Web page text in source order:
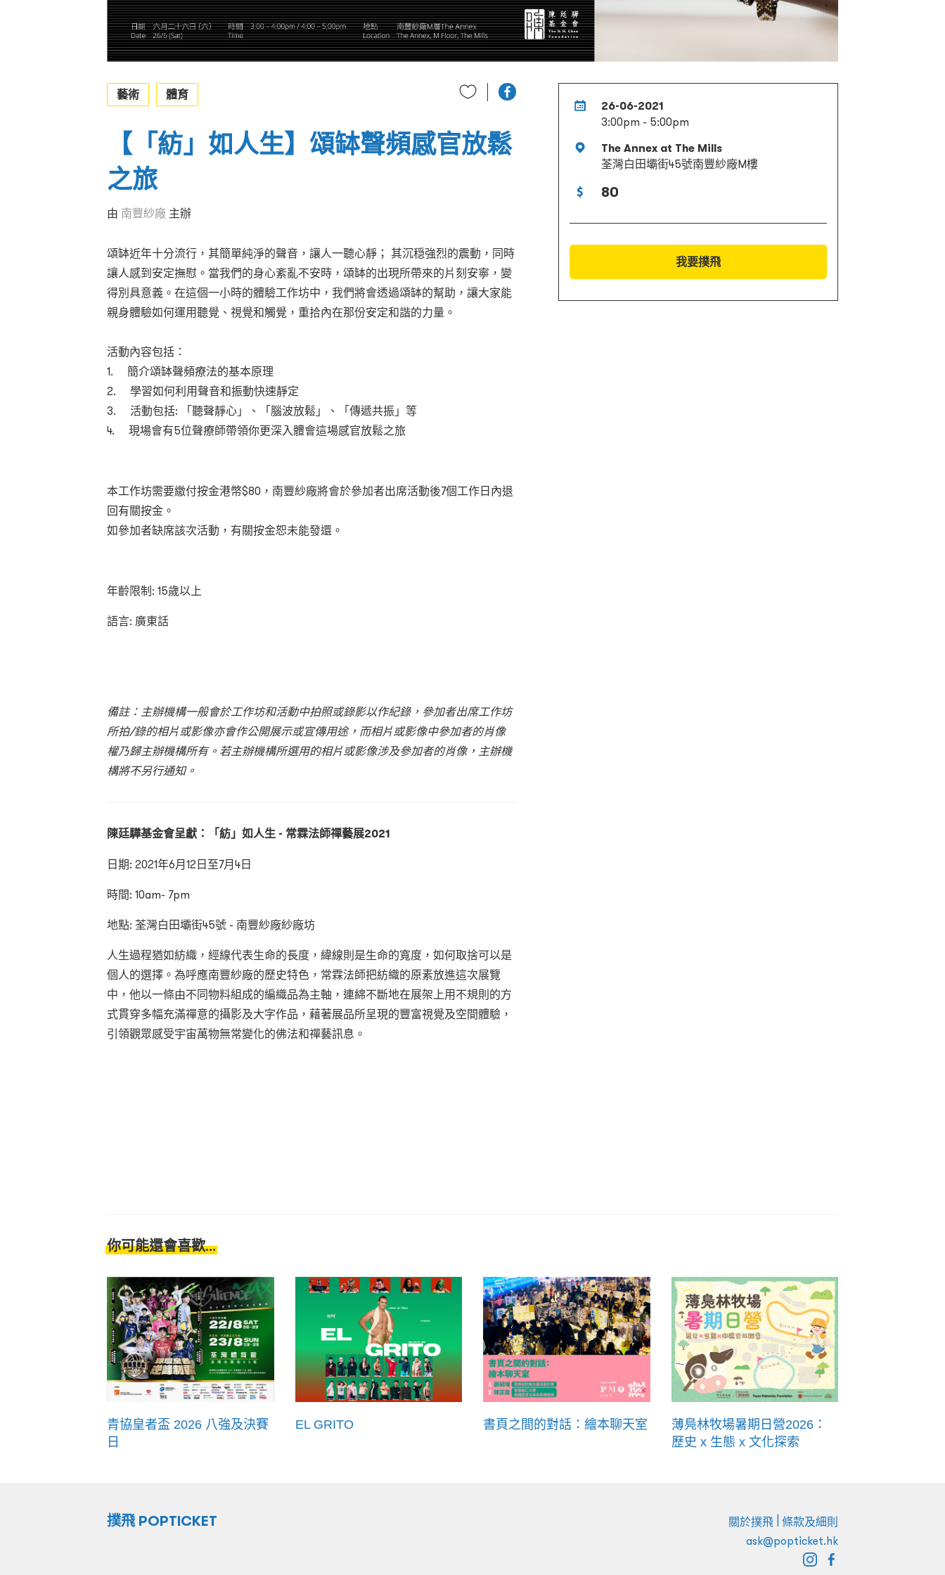
26-06-2021
3:00pm - 5:00pm
The Annex at The Mills
荃灣白田壩街45號南豐紗廠M樓
80
我要撲飛
藝術 體育
【「紡」如人生】頌缽聲頻感官放鬆
之旅
由 南豐紗廠 主辦
頌缽近年十分流行，其簡單純淨的聲音，讓人一聽心靜； 其沉穏強烈的震動，同時
讓人感到安定撫慰。當我們的身心紊亂不安時，頌缽的出現所帶來的片刻安寧，變
得別具意義。在這個一小時的體驗工作坊中，我們將會透過頌缽的幫助，讓大家能
親身體驗如何運用聽覺、視覺和觸覺，重拾內在那份安定和諧的力量。
活動內容包括：
1. 簡介頌缽聲頻療法的基本原理
2. 學習如何利用聲音和振動快速靜定
3. 活動包括: 「聽聲靜心」、「腦波放鬆」、「傳遞共振」等
4. 現場會有5位聲療師帶領你更深入體會這場感官放鬆之旅
本工作坊需要繳付按金港幣$80，南豐紗廠將會於參加者出席活動後7個工作日內退
回有關按金。
如參加者缺席該次活動，有關按金恕未能發還。
年齡限制: 15歲以上
語言: 廣東話
備註：主辦機構一般會於工作坊和活動中拍照或錄影以作紀錄，參加者出席工作坊
所拍/錄的相片或影像亦會作公開展示或宣傳用途，而相片或影像中參加者的肖像
權乃歸主辦機構所有。若主辦機構所選用的相片或影像涉及參加者的肖像，主辦機
構將不另行通知。
陳廷驊基金會呈獻：「紡」如人生 - 常霖法師禪藝展2021
日期: 2021年6月12日至7月4日
時間: 10am- 7pm
地點: 荃灣白田壩街45號 - 南豐紗廠紗廠坊
人生過程猶如紡織，經線代表生命的長度，緯線則是生命的寬度，如何取捨可以是
個人的選擇。為呼應南豐紗廠的歷史特色，常霖法師把紡織的原素放進這次展覽
中，他以一條由不同物料組成的編織品為主軸，連綿不斷地在展架上用不規則的方
式貫穿多幅充滿禪意的攝影及大字作品，藉著展品所呈現的豐富視覺及空間體驗，
引領觀眾感受宇宙萬物無常變化的佛法和禪藝訊息。
你可能還會喜歡...
青協皇者盃 2026 八強及決賽
日
EL GRITO 書頁之間的對話：繪本聊天室
薄鳧林牧場暑期日營2026：
歷史 x 生態 x 文化探索
撲飛 POPTICKET 關於撲飛 條款及細則
ask@popticket.hk